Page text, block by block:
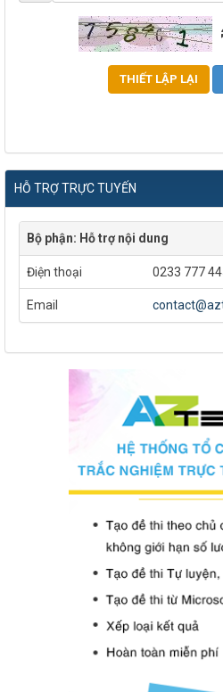
HỖ TRỢ TRỰC TUYẾN
Bộ phận: Hỗ trợ nội dung
Điện thoại 0233 777
Email